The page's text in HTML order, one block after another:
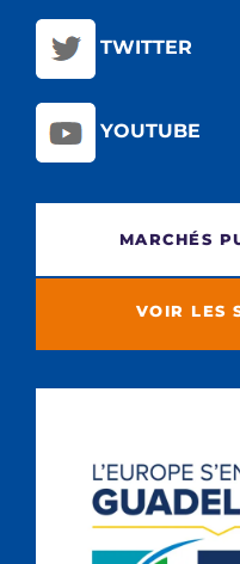
TWITTER
YOUTUBE
MARCHÉS
VOIR LES